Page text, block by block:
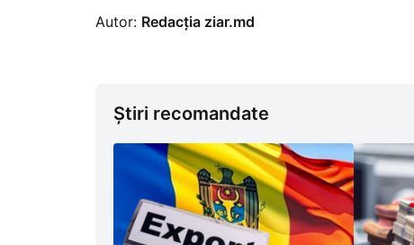
Autor: Redacția ziar.md
Știri recomandate